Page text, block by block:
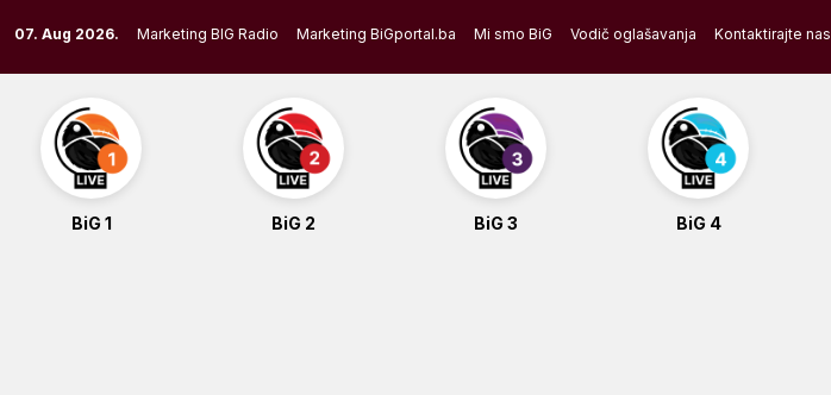
to
content
07. Aug 2026. Marketing BIG Radio Marketing BiGportal.ba Mi smo BiG Vodič oglašavanja Kontaktirajte nas
BiG 1 BiG 2 BiG 3 BiG 4